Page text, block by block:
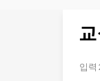
입력